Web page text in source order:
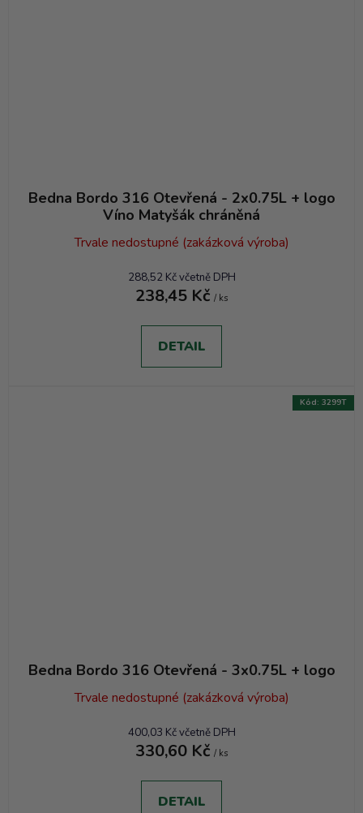
Bedna Bordo 316 Otevřená - 2x0.75L + logo
Víno Matyšák chráněná
Trvale nedostupné (zakázková výroba)
288,52 Kč včetně DPH
238,45 Kč / ks
DETAIL
Bedna Bordo 316 Otevřená - 3x0.75L + logo
Trvale nedostupné (zakázková výroba)
400,03 Kč včetně DPH
330,60 Kč / ks
DETAIL
Kód: 3299T